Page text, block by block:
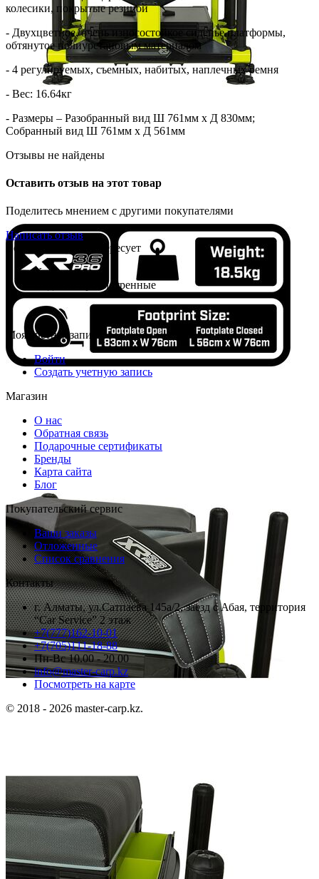
колесики, покрытые резиной
- Двухцветное, очень износостойкое сиденье платформы,
обтянутое полиуретановым материалом
- 4 регулируемых, съемных, набитых, наплечных ремня
- Вес: 16.64кг
- Размеры – Разобранный вид Ш 761мм х Д 830мм;
Собранный вид Ш 761мм х Д 561мм
Отзывы не найдены
Оставить отзыв на этот товар
Поделитесь мнением с другими покупателями
Написать отзыв
Возможно вас заинтересует
Хиты продаж
Недавно просмотренные
Моя учетная запись
Войти
Создать учетную запись
Магазин
О нас
Обратная связь
Подарочные сертификаты
Бренды
Карта сайта
Блог
Покупательский сервис
Ваши заказы
Отложенные
Список сравнения
Контакты
г. Алматы, ул.Сатпаева 145а/2, заезд с Абая, территория
“Car Service” 2 этаж
+7(777)162-10-01
+7(705)111-18-88
Пн-Вс 10.00 - 20.00
info@master-carp.kz
Посмотреть на карте
© 2018 - 2026 master-carp.kz.